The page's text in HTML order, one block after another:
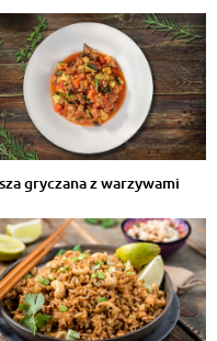
gryczana z warzywami